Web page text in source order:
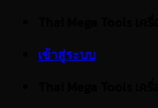
เข้าสู่ระบบ